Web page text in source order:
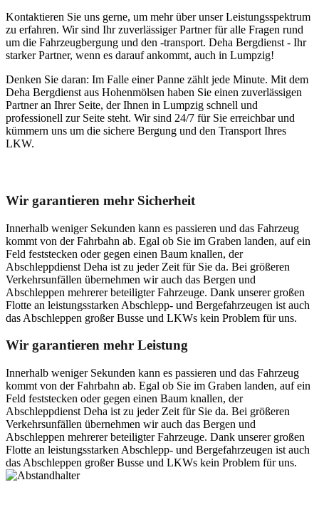
Kontaktieren Sie uns gerne, um mehr über unser Leistungsspektrum
zu erfahren. Wir sind Ihr zuverlässiger Partner für alle Fragen rund
um die Fahrzeugbergung und den -transport. Deha Bergdienst - Ihr
starker Partner, wenn es darauf ankommt, auch in Lumpzig!
Denken Sie daran: Im Falle einer Panne zählt jede Minute. Mit dem
Deha Bergdienst aus Hohenmölsen haben Sie einen zuverlässigen
Partner an Ihrer Seite, der Ihnen in Lumpzig schnell und
professionell zur Seite steht. Wir sind 24/7 für Sie erreichbar und
kümmern uns um die sichere Bergung und den Transport Ihres
LKW.
Wir garantieren mehr Sicherheit
Innerhalb weniger Sekunden kann es passieren und das Fahrzeug
kommt von der Fahrbahn ab. Egal ob Sie im Graben landen, auf ein
Feld feststecken oder gegen einen Baum knallen, der
Abschleppdienst Deha ist zu jeder Zeit für Sie da. Bei größeren
Verkehrsunfällen übernehmen wir auch das Bergen und
Abschleppen mehrerer beteiligter Fahrzeuge. Dank unserer großen
Flotte an leistungsstarken Abschlepp- und Bergefahrzeugen ist auch
das Abschleppen großer Busse und LKWs kein Problem für uns.
Wir garantieren mehr Leistung
Innerhalb weniger Sekunden kann es passieren und das Fahrzeug
kommt von der Fahrbahn ab. Egal ob Sie im Graben landen, auf ein
Feld feststecken oder gegen einen Baum knallen, der
Abschleppdienst Deha ist zu jeder Zeit für Sie da. Bei größeren
Verkehrsunfällen übernehmen wir auch das Bergen und
Abschleppen mehrerer beteiligter Fahrzeuge. Dank unserer großen
Flotte an leistungsstarken Abschlepp- und Bergefahrzeugen ist auch
das Abschleppen großer Busse und LKWs kein Problem für uns.